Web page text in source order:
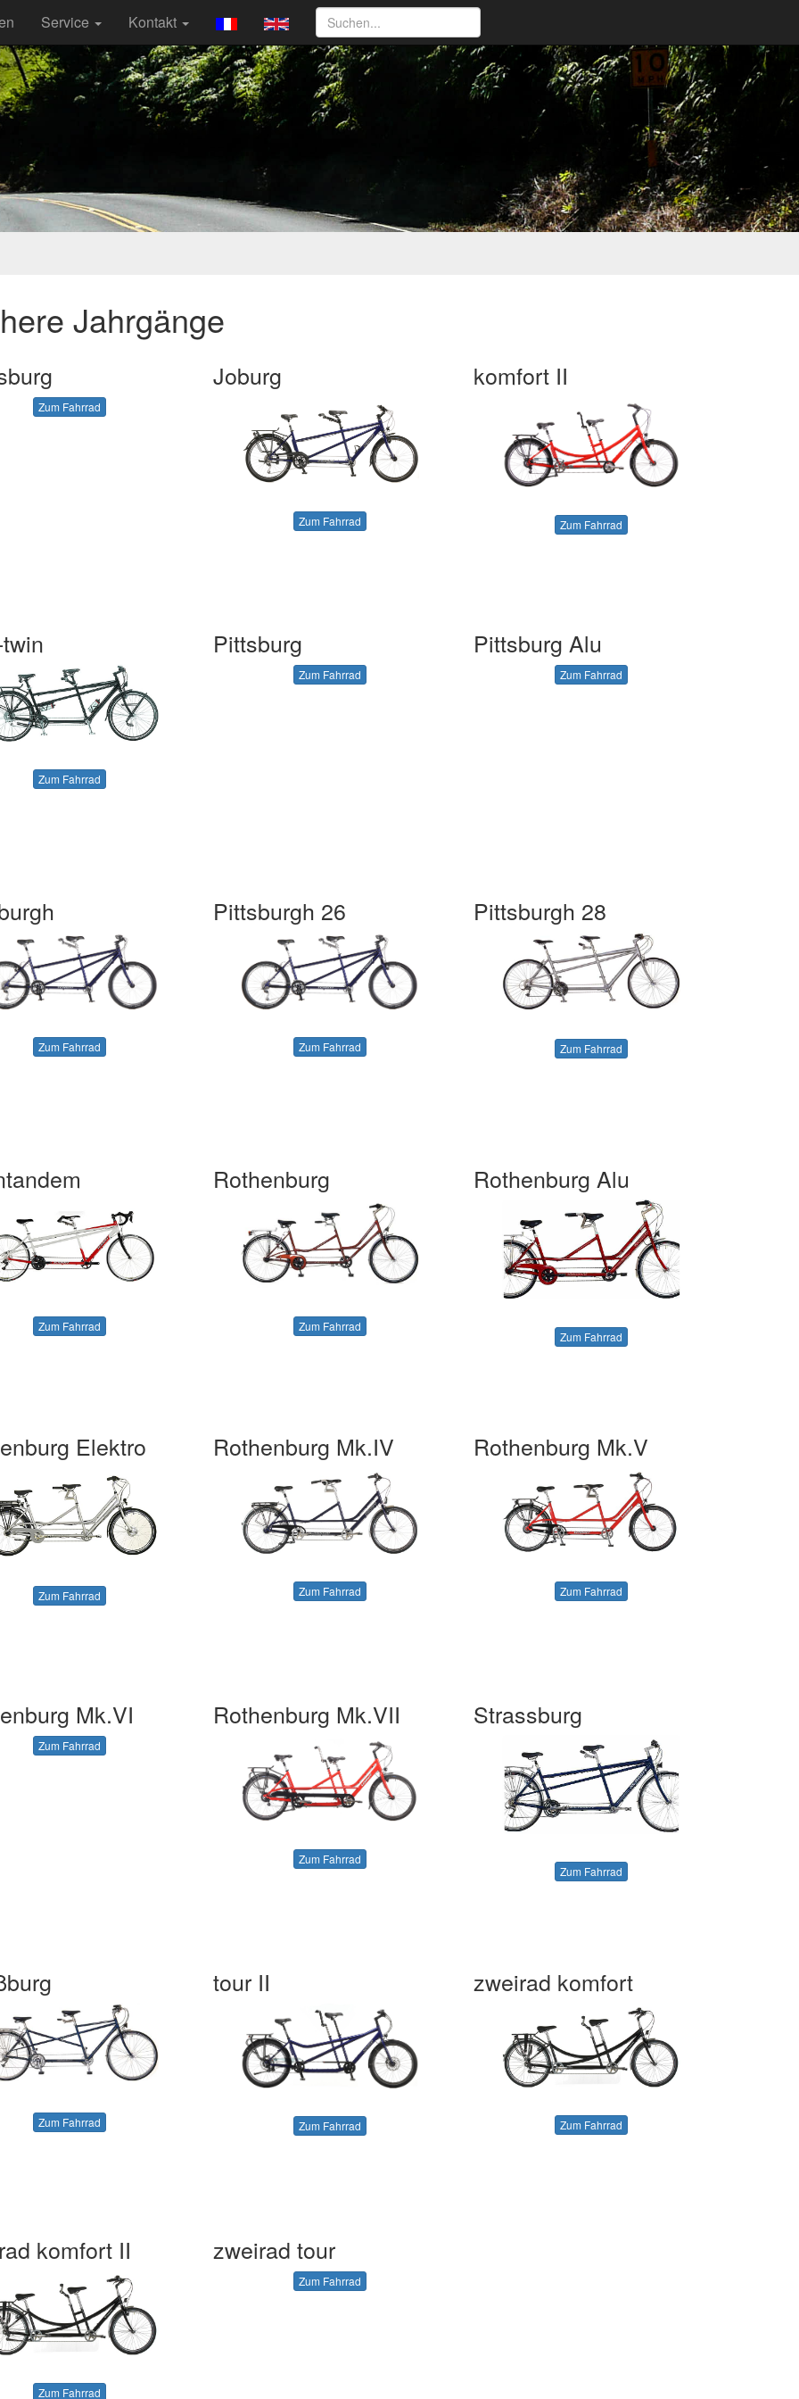
Service Kontakt
Jahrgänge
Zum Fahrrad
Joburg
Zum Fahrrad
komfort II
Zum Fahrrad
Zum Fahrrad
Pittsburg
Zum Fahrrad
Pittsburg Alu
Zum Fahrrad
Zum Fahrrad
Pittsburgh 26
Zum Fahrrad
Pittsburgh 28
Zum Fahrrad
Zum Fahrrad
Rothenburg
Zum Fahrrad
Rothenburg Alu
Zum Fahrrad
Elektro
Zum Fahrrad
Rothenburg Mk.IV
Zum Fahrrad
Rothenburg Mk.V
Zum Fahrrad
Mk.VI
Zum Fahrrad
Rothenburg Mk.VII
Zum Fahrrad
Strassburg
Zum Fahrrad
Zum Fahrrad
tour II
Zum Fahrrad
zweirad komfort
Zum Fahrrad
komfort II
Zum Fahrrad
zweirad tour
Zum Fahrrad